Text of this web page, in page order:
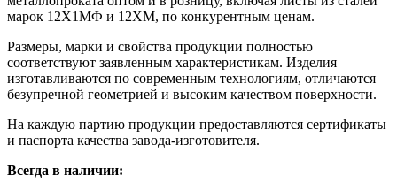
марок 12Х1МФ и 12ХМ, по конкурентным ценам.
Размеры, марки и свойства продукции полностью
соответствуют заявленным характеристикам. Изделия
изготавливаются по современным технологиям, отличаются
безупречной геометрией и высоким качеством поверхности.
На каждую партию продукции предоставляются сертификаты
и паспорта качества завода-изготовителя.
Всегда в наличии: